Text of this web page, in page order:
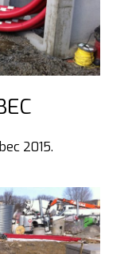
2015.